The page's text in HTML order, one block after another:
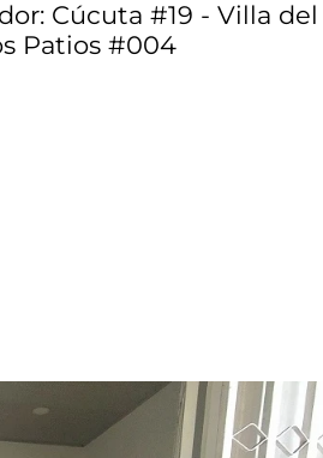
Cúcuta #19 - Villa del
Patios #004